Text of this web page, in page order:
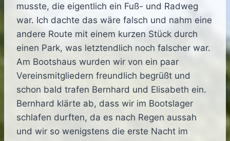
musste, die eigentlich ein Fuß- und Radweg
war. Ich dachte das wäre falsch und nahm eine
andere Route mit einem kurzen Stück durch
einen Park, was letztendlich noch falscher war.
Am Bootshaus wurden wir von ein paar
Vereinsmitgliedern freundlich begrüßt und
schon bald trafen Bernhard und Elisabeth ein.
Bernhard klärte ab, dass wir im Bootslager
schlafen durften, da es nach Regen aussah
und wir so wenigstens die erste Nacht im